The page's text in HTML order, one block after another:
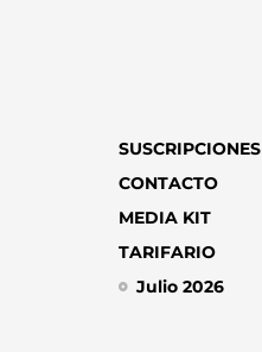
SUSCRIPCIONES
CONTACTO
MEDIA KIT
TARIFARIO
Julio 2026